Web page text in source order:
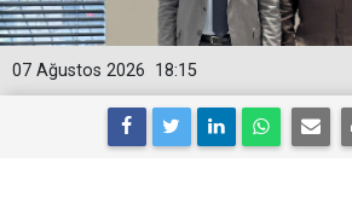
18:15
07 Ağustos 2026